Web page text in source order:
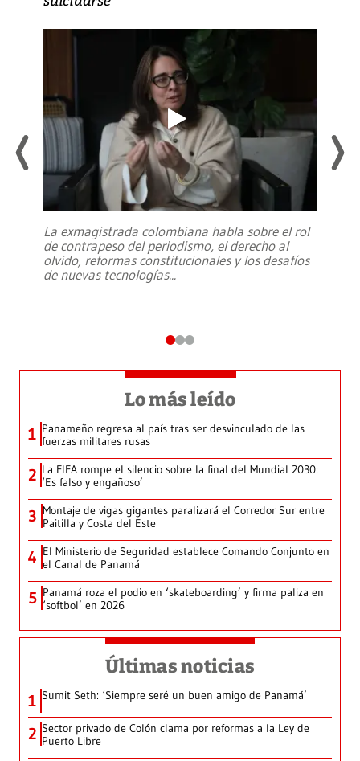
La exmagistrada colombiana habla sobre el rol
de contrapeso del periodismo, el derecho al
olvido, reformas constitucionales y los desafíos
de nuevas tecnologías...
Lo más leído
1 Panameño regresa al país tras ser desvinculado de las
fuerzas militares rusas
2 La FIFA rompe el silencio sobre la final del Mundial 2030:
‘Es falso y engañoso’
3 Montaje de vigas gigantes paralizará el Corredor Sur entre
Paitilla y Costa del Este
4 El Ministerio de Seguridad establece Comando Conjunto en
el Canal de Panamá
5 Panamá roza el podio en ‘skateboarding’ y firma paliza en
‘softbol’ en 2026
Últimas noticias
1 Sumit Seth: ‘Siempre seré un buen amigo de Panamá’
2 Sector privado de Colón clama por reformas a la Ley de
Puerto Libre